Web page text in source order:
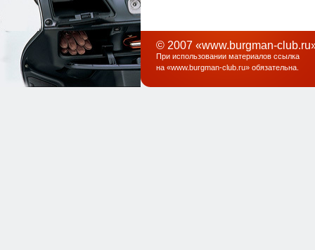
© 2007 «www.burgman-
При использовании материалов ссылка
на «www.burgman-club.ru» обязательна